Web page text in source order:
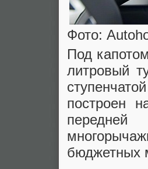
Фото:
Под
литровый
построен
бюджетных